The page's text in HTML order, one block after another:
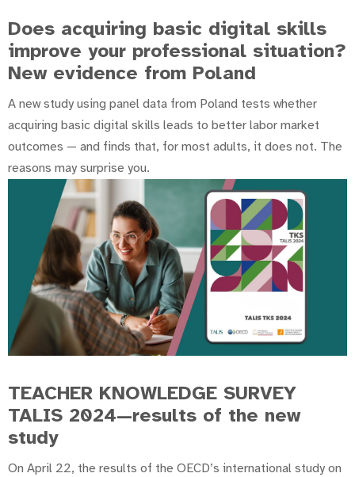
Does acquiring basic digital skills
improve your professional situation?
New evidence from Poland
A new study using panel data from Poland tests whether
acquiring basic digital skills leads to better labor market
outcomes — and finds that, for most adults, it does not. The
reasons may surprise you.
TEACHER KNOWLEDGE SURVEY
TALIS 2024—results of the new
study
On April 22, the results of the OECD’s international study on